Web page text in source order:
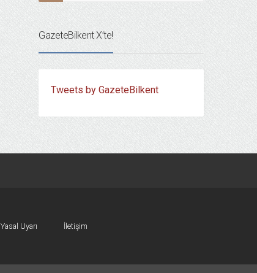
GazeteBilkent X’te!
Tweets by GazeteBilkent
Yasal Uyarı İletişim